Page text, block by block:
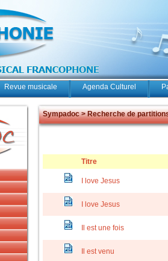
Revue musicale Agenda Culturel
Sympadoc > Recherche de
Titre
I love Jesus
I love Jesus
Il est une fois
Il est venu